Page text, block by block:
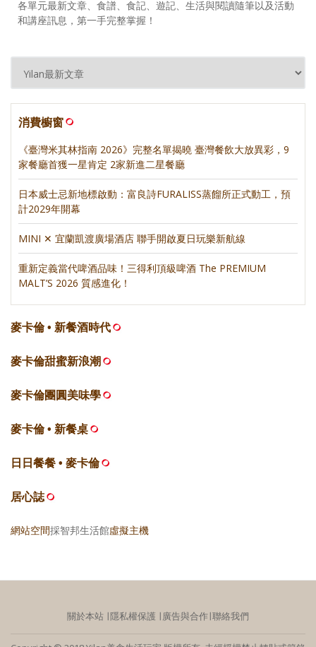
各單元最新文章、食譜、食記、遊記、生活與閱讀隨筆以及活動
和講座訊息，第一手完整掌握！
消費櫥窗
《臺灣米其林指南 2026》完整名單揭曉 臺灣餐飲大放異彩，9
家餐廳首獲一星肯定 2家新進二星餐廳
日本威士忌新地標啟動：富良詩FURALISS蒸餾所正式動工，預
計2029年開幕
MINI ✕ 宜蘭凱渡廣場酒店 聯手開啟夏日玩樂新航線
重新定義當代啤酒品味！三得利頂級啤酒 The PREMIUM
MALT’S 2026 質感進化！
麥卡倫 • 新餐酒時代
麥卡倫甜蜜新浪潮
麥卡倫團圓美味學
麥卡倫 • 新餐桌
日日餐餐 • 麥卡倫
居心誌
網站空間採智邦生活館虛擬主機
關於本站 ∣隱私權保護 ∣廣告與合作∣聯絡我們